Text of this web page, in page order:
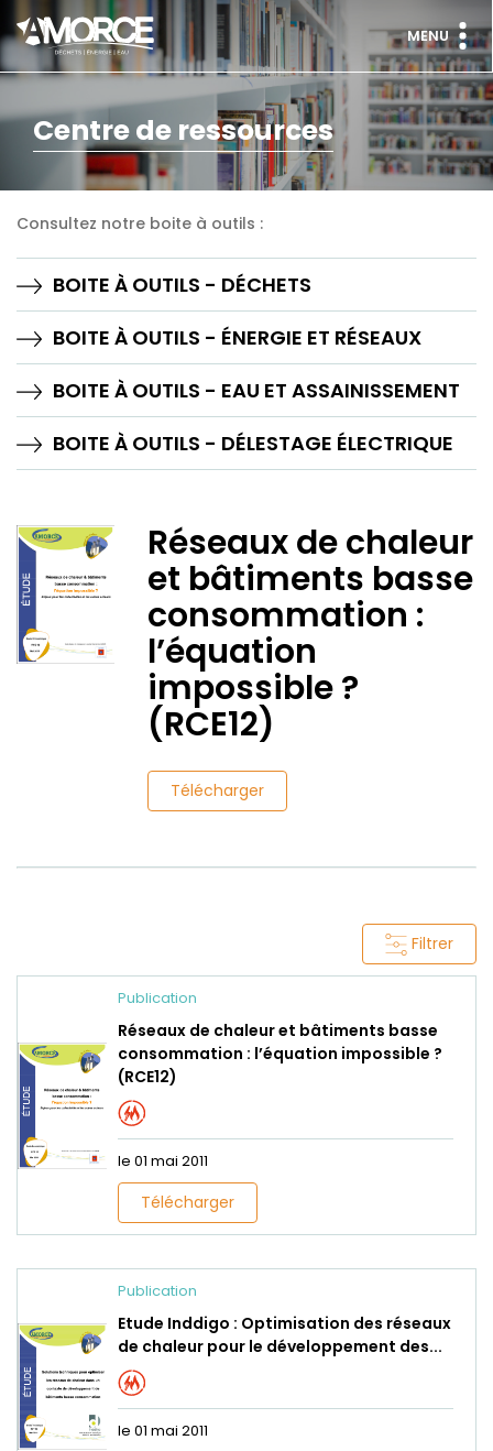
MENU
Centre de ressources
Consultez notre boite à outils :
BOITE À OUTILS - DÉCHETS
BOITE À OUTILS - ÉNERGIE ET RÉSEAUX
BOITE À OUTILS - EAU ET ASSAINISSEMENT
BOITE À OUTILS - DÉLESTAGE ÉLECTRIQUE
Réseaux de chaleur
et bâtiments basse
consommation :
l’équation
impossible ?
(RCE12)
Télécharger
Filtrer
Publication
Réseaux de chaleur et bâtiments basse
consommation : l’équation impossible ?
(RCE12)
le 01 mai 2011
Télécharger
Publication
Etude Inddigo : Optimisation des réseaux
de chaleur pour le développement des...
le 01 mai 2011